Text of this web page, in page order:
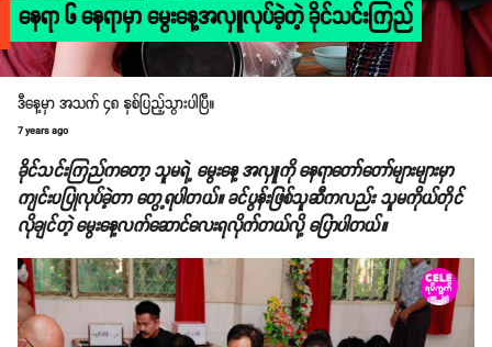
နေရာ ၆ နေရာမှာ မွေးနေ့အလှူလုပ်ခဲ့တဲ့ ခိုင်သင်းကြည်
ဒီနေ့မှာ အသက် ၄၈ နှစ်ပြည့်သွားပါပြီ။
7 years ago
ခိုင်သင်းကြည်ကတော့ သူမရဲ့ မွေးနေ့ အလှူကို နေရာတော်တော်များများမှာ
ကျင်းပပြုလုပ်ခဲ့တာ တွေ့ရပါတယ်။ ခင်ပွန်းဖြစ်သူဆီကလည်း သူမကိုယ်တိုင်
လိုချင်တဲ့ မွေးနေ့လက်ဆောင်လေးရလိုက်တယ်လို့ ပြောပါတယ်။